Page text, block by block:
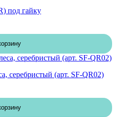
под гайку
серебристый (арт. SF-QR02)